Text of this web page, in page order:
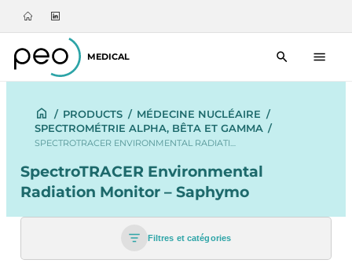
MEDICAL
/ PRODUCTS / MÉDECINE NUCLÉAIRE /
SPECTROMÉTRIE ALPHA, BÊTA ET GAMMA /
SPECTROTRACER ENVIRONMENTAL RADIATI…
SpectroTRACER Environmental
Radiation Monitor – Saphymo
Filtres et catégories